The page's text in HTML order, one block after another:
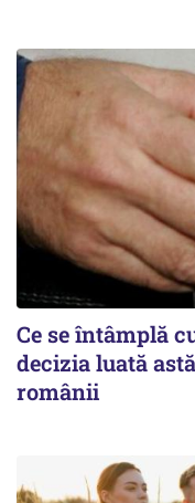
Ce se întâmplă
decizia luată
românii